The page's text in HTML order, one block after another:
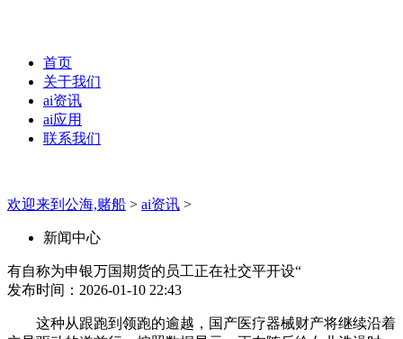
首页
关于我们
ai资讯
ai应用
联系我们
欢迎来到公海,赌船 > ai资讯 >
新闻中心
有自称为申银万国期货的员工正在社交平开设“
发布时间：2026-01-10 22:43
这种从跟跑到领跑的逾越，国产医疗器械财产将继续沿着